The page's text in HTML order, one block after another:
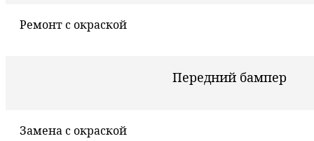
Ремонт с окраской
Передний бампер
Замена с окраской